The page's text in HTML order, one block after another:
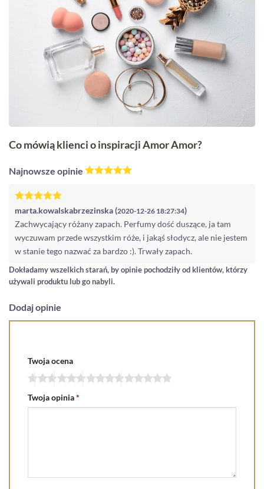
Co mówią klienci o inspiracji Amor Amor?
Najnowsze opinie
marta.kowalskabrzezinska (2020-12-26 18:27:34)
Zachwycający różany zapach. Perfumy dość duszące, ja tam
wyczuwam przede wszystkim róże, i jakąś słodycz, ale nie jestem
w stanie tego nazwać za bardzo :). Trwały zapach.
Dokładamy wszelkich starań, by opinie pochodziły od klientów, którzy
używali produktu lub go nabyli.
Dodaj opinie
Twoja ocena
Twoja opinia*